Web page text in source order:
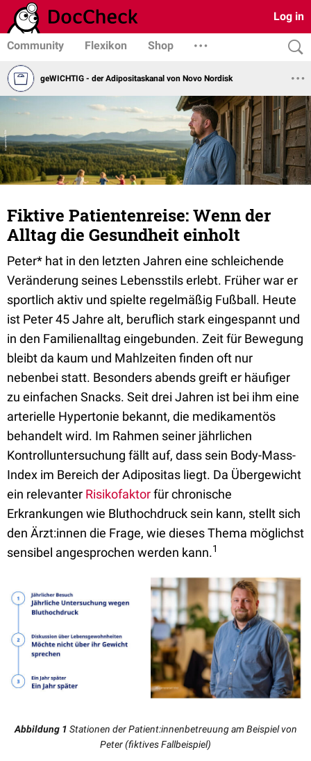
Log in
Community Flexikon Shop
geWICHTIG - der Adipositaskanal von Novo Nordisk
Fiktive Patientenreise: Wenn der
Alltag die Gesundheit einholt
Peter* hat in den letzten Jahren eine schleichende
Veränderung seines Lebensstils erlebt. Früher war er
sportlich aktiv und spielte regelmäßig Fußball. Heute
ist Peter 45 Jahre alt, beruflich stark eingespannt und
in den Familienalltag eingebunden. Zeit für Bewegung
bleibt da kaum und Mahlzeiten finden oft nur
nebenbei statt. Besonders abends greift er häufiger
zu einfachen Snacks. Seit drei Jahren ist bei ihm eine
arterielle Hypertonie bekannt, die medikamentös
behandelt wird. Im Rahmen seiner jährlichen
Kontrolluntersuchung fällt auf, dass sein Body-Mass-
Index im Bereich der Adipositas liegt. Da Übergewicht
ein relevanter Risikofaktorfür chronische
Erkrankungen wie Bluthochdruck sein kann, stellt sich
den Ärzt:innen die Frage, wie dieses Thema möglichst
sensibel angesprochen werden kann.1
Abbildung 1 Stationen der Patient:innenbetreuung am Beispiel von
Peter (fiktives Fallbeispiel)